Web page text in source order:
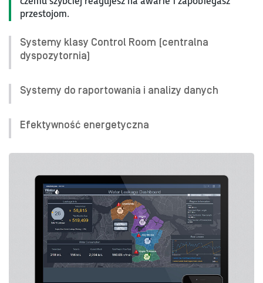
przestojom.
Systemy klasy Control Room (centralna
dyspozytornia)
Systemy do raportowania i analizy danych
Efektywność energetyczna